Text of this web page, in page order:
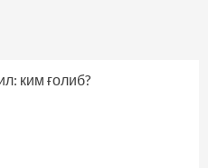
ким ғолиб?